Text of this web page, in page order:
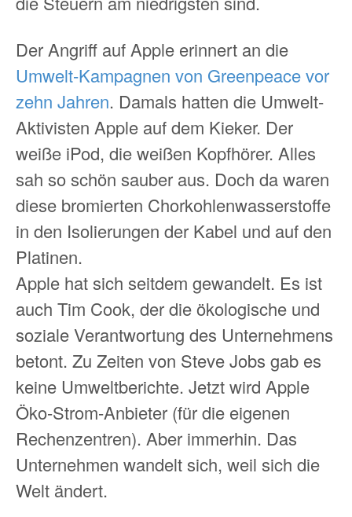
Der Angriff auf Apple erinnert an die
Umwelt-Kampagnen von Greenpeace vor
zehn Jahren. Damals hatten die Umwelt-
Aktivisten Apple auf dem Kieker. Der
weiße iPod, die weißen Kopfhörer. Alles
sah so schön sauber aus. Doch da waren
diese bromierten Chorkohlenwasserstoffe
in den Isolierungen der Kabel und auf den
Platinen.
Apple hat sich seitdem gewandelt. Es ist
auch Tim Cook, der die ökologische und
soziale Verantwortung des Unternehmens
betont. Zu Zeiten von Steve Jobs gab es
keine Umweltberichte. Jetzt wird Apple
Öko-Strom-Anbieter (für die eigenen
Rechenzentren). Aber immerhin. Das
Unternehmen wandelt sich, weil sich die
Welt ändert.